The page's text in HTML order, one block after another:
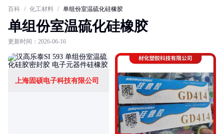
百科 / 化工材料 / 单组份室温硫化硅橡胶
单组份室温硫化硅橡胶
更新时间：2026-06-16
上海固硕电子科技有限公司